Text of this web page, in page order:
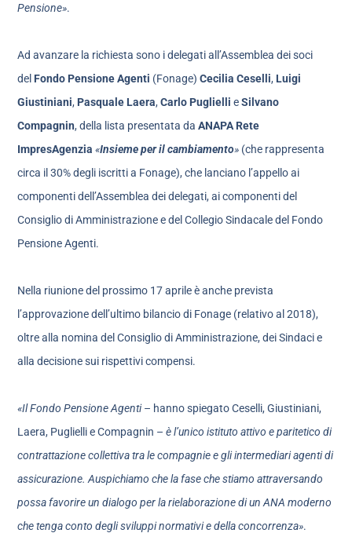
Pensione».
Ad avanzare la richiesta sono i delegati all’Assemblea dei soci
del Fondo Pensione Agenti (Fonage)Cecilia Ceselli, Luigi
Giustiniani, Pasquale Laera,Carlo Puglielli eSilvano
Compagnin, della lista presentata daANAPA Rete
ImpresAgenzia «Insieme per il cambiamento» (che rappresenta
circa il 30% degli iscritti a Fonage), che lanciano l’appello ai
componenti dell’Assemblea dei delegati, ai componenti del
Consiglio di Amministrazione e del Collegio Sindacale del Fondo
Pensione Agenti.
Nella riunione del prossimo 17 aprile è anche prevista
l’approvazione dell’ultimo bilancio di Fonage (relativo al 2018),
oltre alla nomina del Consiglio di Amministrazione, dei Sindaci e
alla decisione sui rispettivi compensi.
«Il Fondo Pensione Agenti– hanno spiegato Ceselli, Giustiniani,
Laera, Puglielli e Compagnin – è l’unico istituto attivo e paritetico di
contrattazione collettiva tra le compagnie e gli intermediari agenti di
assicurazione. Auspichiamo che la fase che stiamo attraversando
possa favorire un dialogo per la rielaborazione di un ANA moderno
che tenga conto degli sviluppi normativi e della concorrenza».